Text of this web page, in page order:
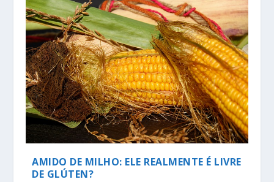
AMIDO DE MILHO: ELE REALMENTE É LIVRE
DE GLÚTEN?